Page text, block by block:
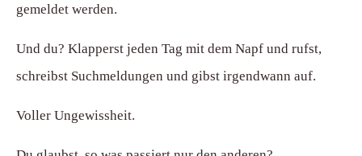
gemeldet werden.
Und du? Klapperst jeden Tag mit dem Napf und rufst,
schreibst Suchmeldungen und gibst irgendwann auf.
Voller Ungewissheit.